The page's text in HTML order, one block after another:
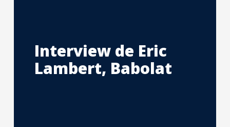
Interview de Eric
Lambert, Babolat